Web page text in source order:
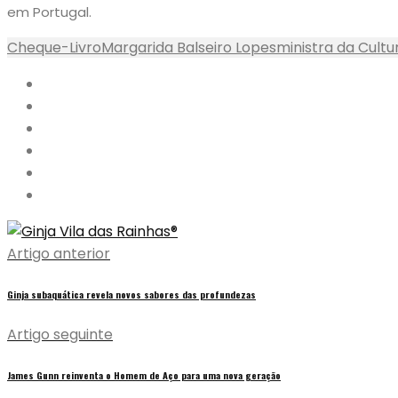
em Portugal.
Cheque-LivroMargarida Balseiro Lopesministra da
Artigo anterior
Ginja subaquática revela novos sabores das profundezas
Artigo seguinte
James Gunn reinventa o Homem de Aço para uma nova geração